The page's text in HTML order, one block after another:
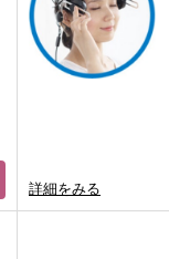
詳細をみる